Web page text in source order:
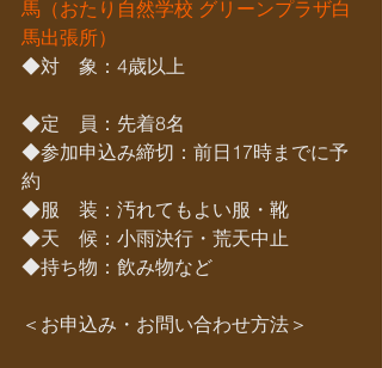
馬（おたり自然学校 グリーンプラザ白
馬出張所）
◆対　象：4歳以上
◆定　員：先着8名
◆参加申込み締切：前日17時までに予
約
◆服　装：汚れてもよい服・靴
◆天　候：小雨決行・荒天中止
◆持ち物：飲み物など
＜お申込み・お問い合わせ方法＞